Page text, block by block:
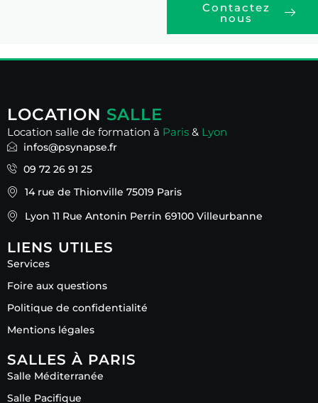
Contactez
nous
LOCATION SALLE
Location salle de formation à Paris & Lyon
infos@psynapse.fr
09 72 26 91 25
14 rue de Thionville 75019 Paris
Lyon 11 Rue Antonin Perrin 69100 Villeurbanne
LIENS UTILES
Services
Foire aux questions
Politique de confidentialité
Mentions légales
SALLES À PARIS
Salle Méditerranée
Salle Pacifique